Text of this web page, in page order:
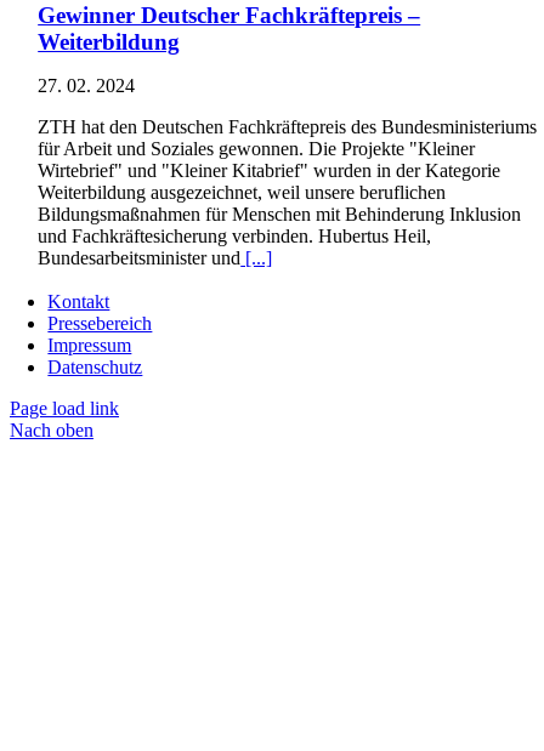
Gewinner Deutscher Fachkräftepreis –
Weiterbildung
27. 02. 2024
ZTH hat den Deutschen Fachkräftepreis des Bundesministeriums
für Arbeit und Soziales gewonnen. Die Projekte "Kleiner
Wirtebrief" und "Kleiner Kitabrief" wurden in der Kategorie
Weiterbildung ausgezeichnet, weil unsere beruflichen
Bildungsmaßnahmen für Menschen mit Behinderung Inklusion
und Fachkräftesicherung verbinden. Hubertus Heil,
Bundesarbeitsminister und [...]
Kontakt
Pressebereich
Impressum
Datenschutz
Page load link
Nach oben